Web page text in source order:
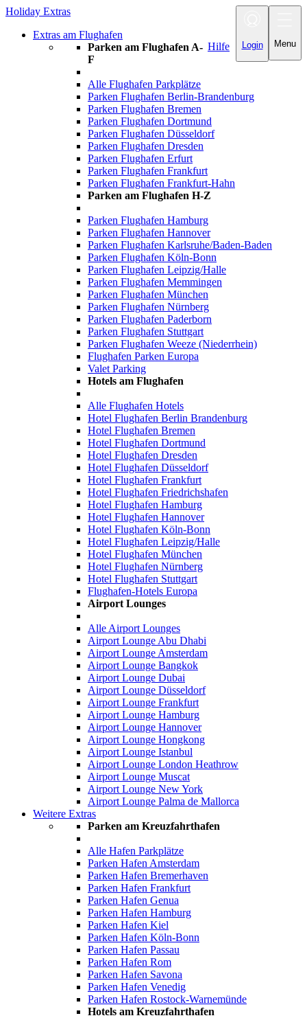
Menu
Login
Hilfe
Holiday Extras
Extras am Flughafen
Parken am Flughafen A-
F
Alle Flughafen Parkplätze
Parken Flughafen Berlin-Brandenburg
Parken Flughafen Bremen
Parken Flughafen Dortmund
Parken Flughafen Düsseldorf
Parken Flughafen Dresden
Parken Flughafen Erfurt
Parken Flughafen Frankfurt
Parken Flughafen Frankfurt-Hahn
Parken am Flughafen H-Z
Parken Flughafen Hamburg
Parken Flughafen Hannover
Parken Flughafen Karlsruhe/Baden-Baden
Parken Flughafen Köln-Bonn
Parken Flughafen Leipzig/Halle
Parken Flughafen Memmingen
Parken Flughafen München
Parken Flughafen Nürnberg
Parken Flughafen Paderborn
Parken Flughafen Stuttgart
Parken Flughafen Weeze (Niederrhein)
Flughafen Parken Europa
Valet Parking
Hotels am Flughafen
Alle Flughafen Hotels
Hotel Flughafen Berlin Brandenburg
Hotel Flughafen Bremen
Hotel Flughafen Dortmund
Hotel Flughafen Dresden
Hotel Flughafen Düsseldorf
Hotel Flughafen Frankfurt
Hotel Flughafen Friedrichshafen
Hotel Flughafen Hamburg
Hotel Flughafen Hannover
Hotel Flughafen Köln-Bonn
Hotel Flughafen Leipzig/Halle
Hotel Flughafen München
Hotel Flughafen Nürnberg
Hotel Flughafen Stuttgart
Flughafen-Hotels Europa
Airport Lounges
Alle Airport Lounges
Airport Lounge Abu Dhabi
Airport Lounge Amsterdam
Airport Lounge Bangkok
Airport Lounge Dubai
Airport Lounge Düsseldorf
Airport Lounge Frankfurt
Airport Lounge Hamburg
Airport Lounge Hannover
Airport Lounge Hongkong
Airport Lounge Istanbul
Airport Lounge London Heathrow
Airport Lounge Muscat
Airport Lounge New York
Airport Lounge Palma de Mallorca
Weitere Extras
Parken am Kreuzfahrthafen
Alle Hafen Parkplätze
Parken Hafen Amsterdam
Parken Hafen Bremerhaven
Parken Hafen Frankfurt
Parken Hafen Genua
Parken Hafen Hamburg
Parken Hafen Kiel
Parken Hafen Köln-Bonn
Parken Hafen Passau
Parken Hafen Rom
Parken Hafen Savona
Parken Hafen Venedig
Parken Hafen Rostock-Warnemünde
Hotels am Kreuzfahrthafen